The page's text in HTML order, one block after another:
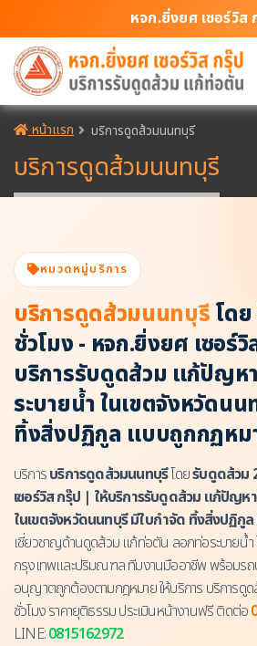
หจก.ยิ่งยศ เซอร์วิส
หน้าแรก บริการดูดส้วมนนทบุรี
บริการดูดส้วมนนทบุรี
หมวดหมู่บริการ
บริการดูดส้วมนนทบุรีโด
ชั่วโมง - หจก.ยิ่งยศ เซอร์
บริการรับดูดส้วม แก้ปัญห
ระบายน้ำ ในเขตจังหวัดน
ทิ้งสิ่งปฏิกูล แบบถูกกฏหม
บริการบริการดูดส้วมนนทบุรีโดยรับดูดส้วม
เซอร์วิส กรุ๊ป | ให้บริการรับดูดส้วม แก้ปัญ
ในเขตจังหวัดนนทบุรี มีใบกำจัด ทิ้งสิ่งปฏิกู
เชี่ยวชาญด้านดูดส้วม แก้ท่อตัน ลอกท่อระบายน้
กรุงเทพและปริมณฑล ทีมงานมืออาชีพ พร้อมรถ
อนุญาตถูกต้องตามกฎหมาย ให้บริการ บริการดู
ชั่วโมง ราคายุติธรรม ประเมินหน้างานฟรี ติดต่อ
LINE:0815162972